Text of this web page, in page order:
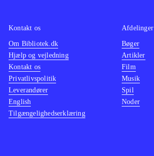
Kontakt os
Om Bibliotek.dk
Hjælp og vejledning
Kontakt os
Privatlivspolitik
Leverandører
English
Tilgængelighedserklæring
Afdelinger
Bøger
Artikler
Film
Musik
Spil
Noder